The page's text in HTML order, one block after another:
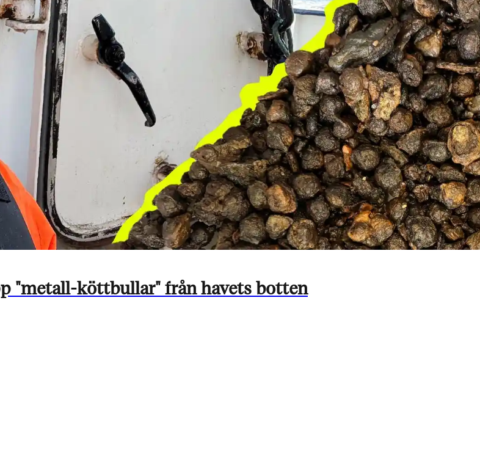
"metall-köttbullar" från havets botten